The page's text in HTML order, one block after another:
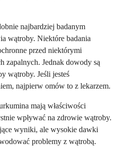
najbardziej badanym
wątroby. Niektóre badania
przed niektórymi
zapalnych. Jednak dowody są
wątroby. Jeśli jesteś
najpierw omów to z lekarzem.
mają właściwości
wpływać na zdrowie wątroby.
wyniki, ale wysokie dawki
problemy z wątrobą.